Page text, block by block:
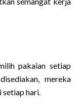
pakaian setiap
mereka
setiap hari.